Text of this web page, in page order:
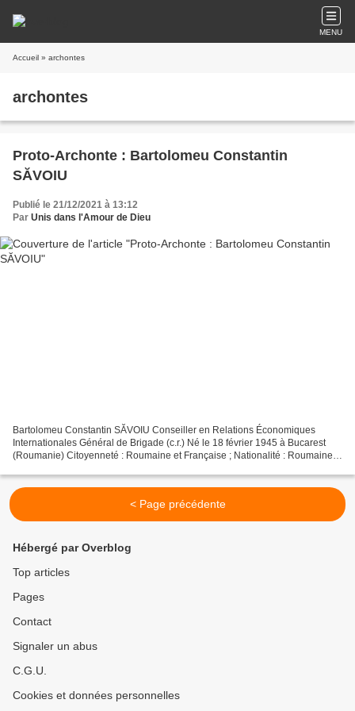
MENU
Accueil » archontes
archontes
Proto-Archonte : Bartolomeu Constantin
SĂVOIU
Publié le 21/12/2021 à 13:12
Par Unis dans l'Amour de Dieu
Bartolomeu Constantin SĂVOIU Conseiller en Relations Économiques
Internationales Général de Brigade (c.r.) Né le 18 février 1945 à Bucarest
(Roumanie) Citoyenneté : Roumaine et Française ; Nationalité : Roumaine
< Page précédente
Hébergé par Overblog
Top articles
Pages
Contact
Signaler un abus
C.G.U.
Cookies et données personnelles